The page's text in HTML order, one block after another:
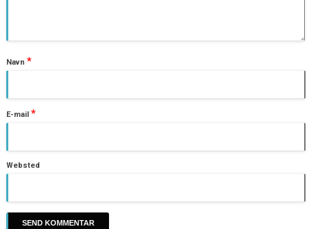
Navn *
E-mail *
Websted